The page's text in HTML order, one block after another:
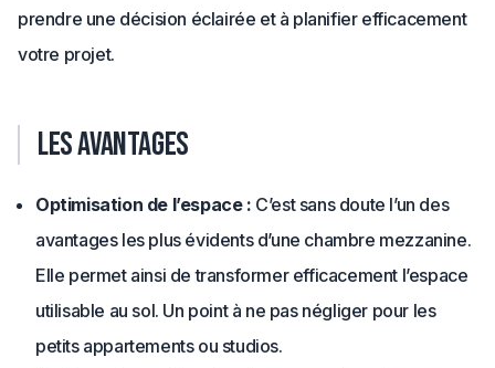
prendre une décision éclairée et à planifier efficacement
votre projet.
Les avantages
Optimisation de l’espace : C’est sans doute l’un des
avantages les plus évidents d’une chambre mezzanine.
Elle permet ainsi de transformer efficacement l’espace
utilisable au sol. Un point à ne pas négliger pour les
petits appartements ou studios.